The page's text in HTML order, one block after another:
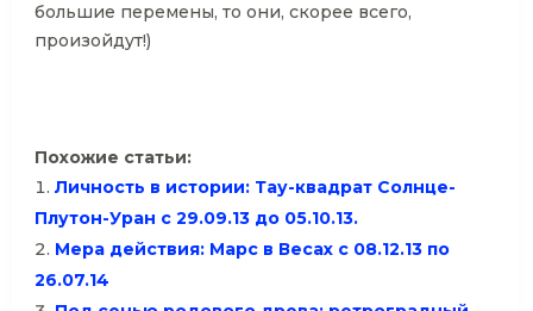
большие перемены, то они, скорее всего,
произойдут!)
Похожие статьи:
Личность в истории: Тау-квадрат Солнце-
Плутон-Уран с 29.09.13 до 05.10.13.
Мера действия: Марс в Весах с 08.12.13 по
26.07.14